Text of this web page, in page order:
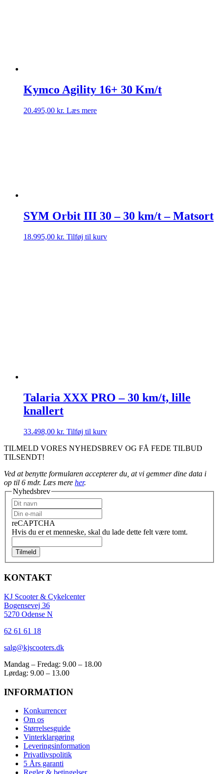
Kymco Agility 16+ 30 Km/t
20.495,00 kr. Læs mere
SYM Orbit III 30 – 30 km/t – Matsort
18.995,00 kr. Tilføj til kurv
Talaria XXX PRO – 30 km/t, lille
knallert
33.498,00 kr. Tilføj til kurv
TILMELD VORES NYHEDSBREV OG FÅ FEDE TILBUD
TILSENDT!
Ved at benytte formularen accepterer du, at vi gemmer dine data i
op til 6 mdr. Læs mere her.
Nyhedsbrev
reCAPTCHA
Hvis du er et menneske, skal du lade dette felt være tomt.
Tilmeld
KONTAKT
KJ Scooter & Cykelcenter
Bogensevej 36
5270 Odense N
62 61 61 18
salg@kjscooters.dk
Mandag – Fredag: 9.00 – 18.00
Lørdag: 9.00 – 13.00
INFORMATION
Konkurrencer
Om os
Størrelsesguide
Vinterklargøring
Leveringsinformation
Privatlivspolitik
5 Års garanti